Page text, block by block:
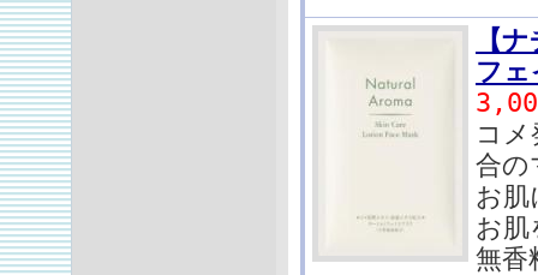
【
フ
コ
合の
お肌
お肌
無香